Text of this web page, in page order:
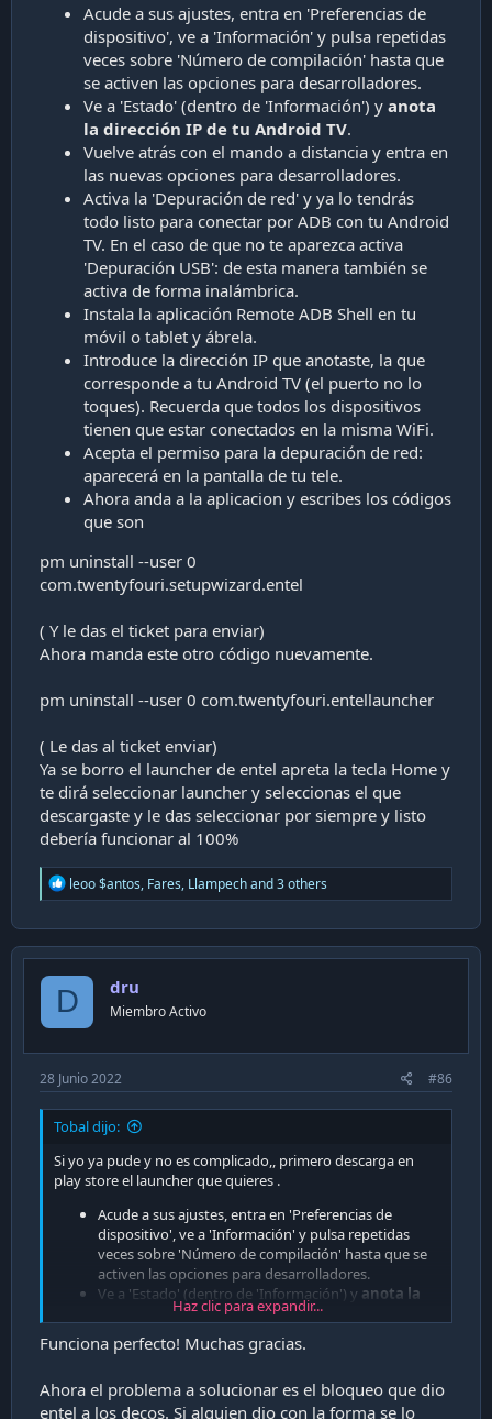
Acude a sus ajustes, entra en 'Preferencias de
dispositivo', ve a 'Información' y pulsa repetidas
veces sobre 'Número de compilación' hasta que
se activen las opciones para desarrolladores.
Ve a 'Estado' (dentro de 'Información') y anota
la dirección IP de tu Android TV.
Vuelve atrás con el mando a distancia y entra en
las nuevas opciones para desarrolladores.
Activa la 'Depuración de red' y ya lo tendrás
todo listo para conectar por ADB con tu Android
TV. En el caso de que no te aparezca activa
'Depuración USB': de esta manera también se
activa de forma inalámbrica.
Instala la aplicación Remote ADB Shell en tu
móvil o tablet y ábrela.
Introduce la dirección IP que anotaste, la que
corresponde a tu Android TV (el puerto no lo
toques). Recuerda que todos los dispositivos
tienen que estar conectados en la misma WiFi.
Acepta el permiso para la depuración de red:
aparecerá en la pantalla de tu tele.
Ahora anda a la aplicacion y escribes los códigos
que son
pm uninstall --user 0
com.twentyfouri.setupwizard.entel
( Y le das el ticket para enviar)
Ahora manda este otro código nuevamente.
pm uninstall --user 0 com.twentyfouri.entellauncher
( Le das al ticket enviar)
Ya se borro el launcher de entel apreta la tecla Home y
te dirá seleccionar launcher y seleccionas el que
descargaste y le das seleccionar por siempre y listo
debería funcionar al 100%
R
e
c
t
o
n
leoo $antos, Fares, Llampechand 3 others
D dru
Miembro Activo
28 Junio 2022 #86
Tobal dijo:
Si yo ya pude y no es complicado,, primero descarga en
play store el launcher que quieres .
Acude a sus ajustes, entra en 'Preferencias de
dispositivo', ve a 'Información' y pulsa repetidas
veces sobre 'Número de compilación' hasta que se
activen las opciones para desarrolladores.
Ve a 'Estado' (dentro de 'Información') y anota la
dirección IP de tu Android TV.
Vuelve atrás con el mando a distancia y entra en las
nuevas opciones para desarrolladores.
listo para conectar por ADB con tu Android TV. En el
caso de que no te aparezca activa 'Depuración USB':
Haz clic para expandir...
Funciona perfecto! Muchas gracias.
Ahora el problema a solucionar es el bloqueo que dio
entel a los decos. Si alguien dio con la forma se lo